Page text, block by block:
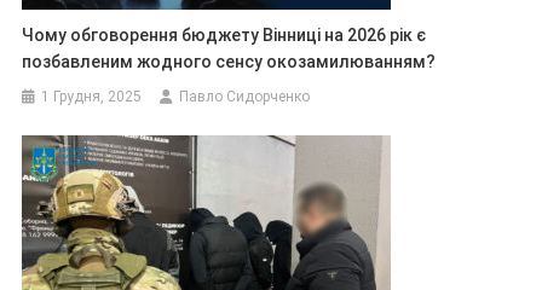
Чому обговорення бюджету Вінниці на 2026 рік є
позбавленим жодного сенсу окозамилюванням?
1 Грудня, 2025 Павло Сидорченко